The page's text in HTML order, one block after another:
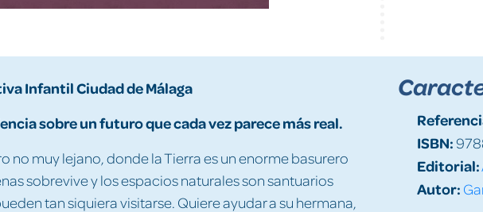
Infantil Ciudad de Málaga
sobre un futuro que cada vez parece más real.
no muy lejano, donde la Tierra es un enorme basurero
sobrevive y los espacios naturales son santuarios
tan siquiera visitarse. Quiere ayudar a su hermana,
ISBN:
Editorial:
Autor: